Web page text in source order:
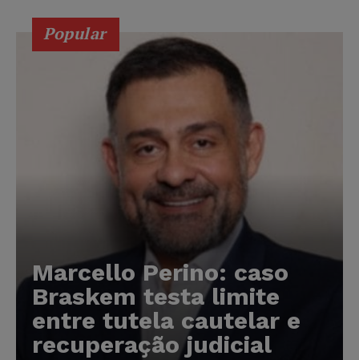
Popular
Marcello Perino: caso
Braskem testa limite
entre tutela cautelar e
recuperação judicial